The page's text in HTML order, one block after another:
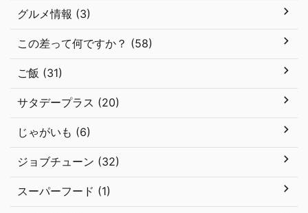
グルメ情報 (3)
この差って何ですか？ (58)
ご飯 (31)
サタデープラス (20)
じゃがいも (6)
ジョブチューン (32)
スーパーフード (1)